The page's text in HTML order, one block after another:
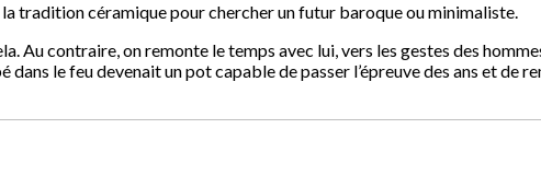
tradition céramique pour chercher un futur baroque ou minimaliste.
Au contraire, on remonte le temps avec lui, vers les gestes des
dans le feu devenait un pot capable de passer l’épreuve des ans et de